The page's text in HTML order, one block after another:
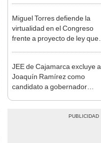
Miguel Torres defiende la
virtualidad en el Congreso
frente a proyecto de ley que
JEE de Cajamarca excluye a
Joaquín Ramírez como
candidato a gobernador